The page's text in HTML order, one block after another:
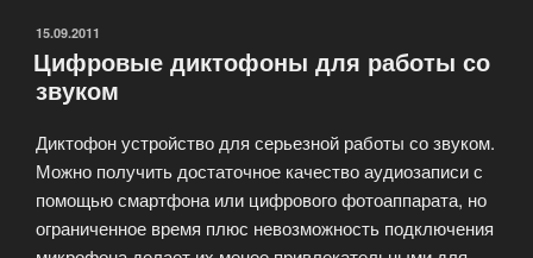
ОПУБЛИКОВАНО
15.09.2011
Цифровые диктофоны для работы со
звуком
Диктофон устройство для серьезной работы со звуком.
Можно получить достаточное качество аудиозаписи с
помощью смартфона или цифрового фотоаппарата, но
ограниченное время плюс невозможность подключения